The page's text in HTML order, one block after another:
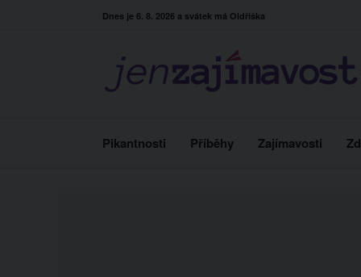
Dnes je 6. 8. 2026 a svátek má Oldřiška
Pikantnosti Příběhy Zajímavosti